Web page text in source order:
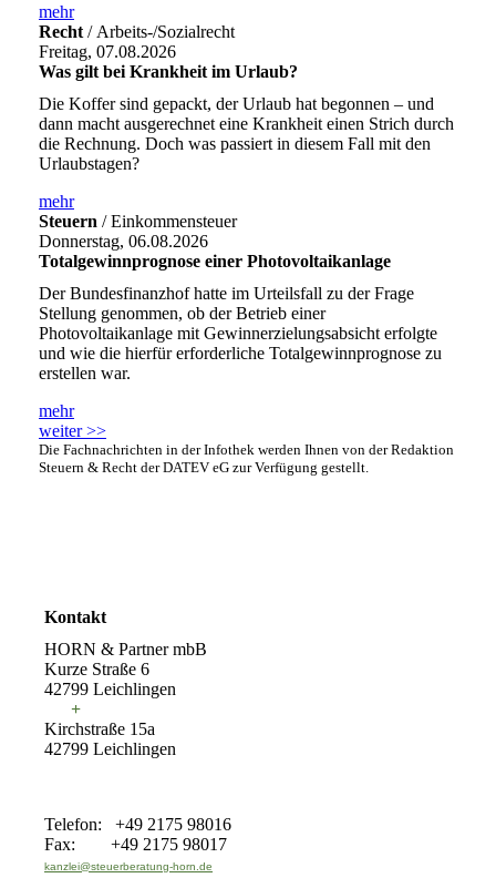
mehr
Recht / Arbeits-/Sozialrecht
Freitag, 07.08.2026
Was gilt bei Krankheit im Urlaub?
Die Koffer sind gepackt, der Urlaub hat begonnen – und
dann macht ausgerechnet eine Krankheit einen Strich durch
die Rechnung. Doch was passiert in diesem Fall mit den
Urlaubstagen?
mehr
Steuern / Einkommensteuer
Donnerstag, 06.08.2026
Totalgewinnprognose einer Photovoltaikanlage
Der Bundesfinanzhof hatte im Urteilsfall zu der Frage
Stellung genommen, ob der Betrieb einer
Photovoltaikanlage mit Gewinnerzielungsabsicht erfolgte
und wie die hierfür erforderliche Totalgewinnprognose zu
erstellen war.
mehr
weiter >>
Die Fachnachrichten in der Infothek werden Ihnen von der Redaktion
Steuern & Recht der DATEV eG zur Verfügung gestellt.
Kontakt
HORN & Partner mbB
Kurze Straße 6
42799 Leichlingen
+
Kirchstraße 15a
42799 Leichlingen
Telefon: +49 2175 98016
Fax: +49 2175 98017
kanzlei@steuerberatung-horn.de